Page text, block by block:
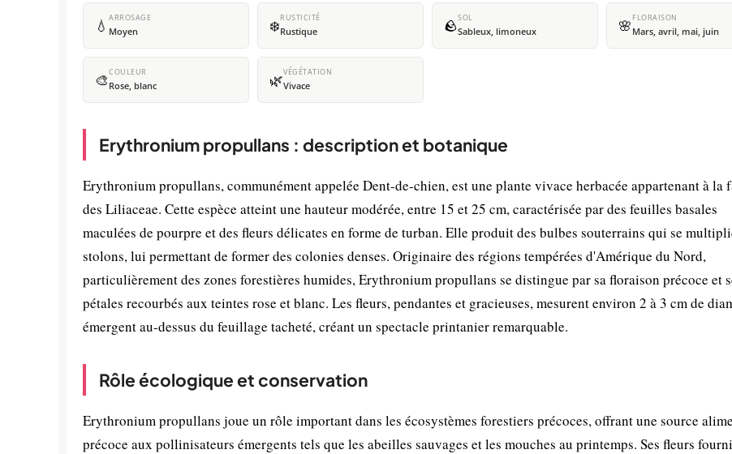
💧 ARROSAGE
Moyen ❄️RUSTICITÉ
Rustique 🪨SOL
Sableux, limoneux 🌸 FLORAISON
Mars, avril, mai, juin
🎨COULEUR
Rose, blanc 🌿VÉGÉTATION
Vivace
Erythronium propullans : description et botanique
Erythronium propullans, communément appelée Dent-de-chien, est une plante vivace herbacée appartenant à la
des Liliaceae. Cette espèce atteint une hauteur modérée, entre 15 et 25 cm, caractérisée par des feuilles basales
maculées de pourpre et des fleurs délicates en forme de turban. Elle produit des bulbes souterrains qui se
stolons, lui permettant de former des colonies denses. Originaire des régions tempérées d'Amérique du Nord,
particulièrement des zones forestières humides, Erythronium propullans se distingue par sa floraison précoce et
pétales recourbés aux teintes rose et blanc. Les fleurs, pendantes et gracieuses, mesurent environ 2 à 3 cm de
émergent au-dessus du feuillage tacheté, créant un spectacle printanier remarquable.
Rôle écologique et conservation
Erythronium propullans joue un rôle important dans les écosystèmes forestiers précoces, offrant une source
précoce aux pollinisateurs émergents tels que les abeilles sauvages et les mouches au printemps. Ses fleurs